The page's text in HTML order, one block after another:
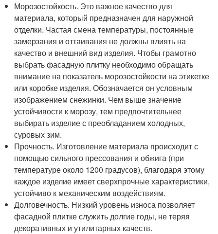
Морозостойкость. Это важное качество для
материала, который предназначен для наружной
отделки. Частая смена температуры, постоянные
замерзания и оттаивания не должны влиять на
качество и внешний вид изделия. Чтобы грамотно
выбрать фасадную плитку необходимо обращать
внимание на показатель морозостойкости на этикетке
или коробке изделия. Обозначается он условным
изображением снежинки. Чем выше значение
устойчивости к морозу, тем предпочтительнее
выбирать изделие с преобладанием холодных,
суровых зим.
Прочность. Изготовление материала происходит с
помощью сильного прессования и обжига (при
температуре около 1200 градусов), благодаря этому
каждое изделие имеет сверхпрочные характеристики,
устойчиво к механическим воздействиям.
Долговечность. Низкий уровень износа позволяет
фасадной плитке служить долгие годы, не теряя
декоративных и утилитарных качеств.